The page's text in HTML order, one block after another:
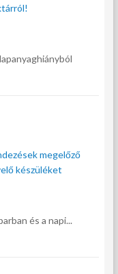
megelőző
készüléket
és a napi...